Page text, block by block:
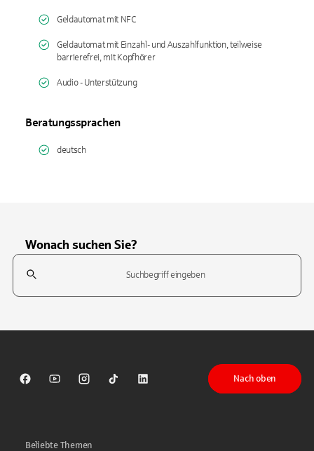
Geldautomat mit NFC
Geldautomat mit Einzahl- und Auszahlfunktion, teilweise
barrierefrei, mit Kopfhörer
Audio - Unterstützung
Beratungssprachen
deutsch
Wonach suchen Sie?
Suchfeld
Sparkasse auf Facebook
Sparkasse auf Youtube
Sparkasse auf Instagram
Sparkasse auf TikTok
Sparkasse auf LinkedIn
Nach oben
Beliebte Themen